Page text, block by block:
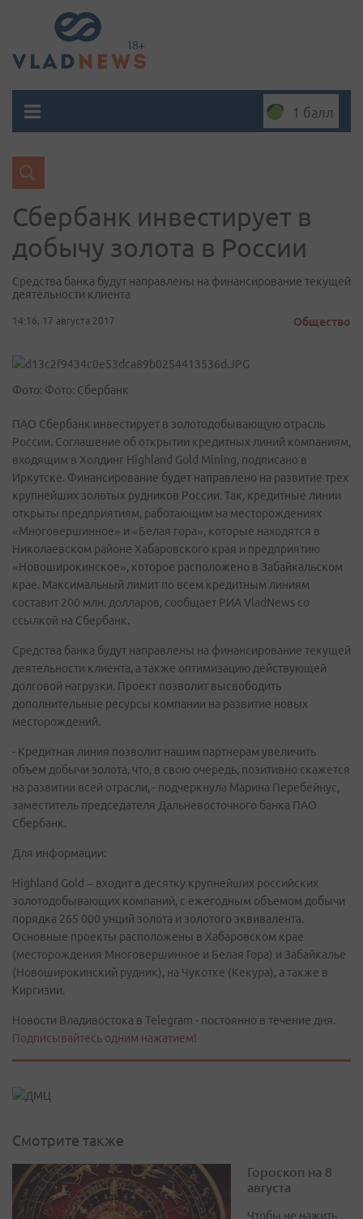
1 балл
Сбербанк инвестирует в
добычу золота в России
Средства банка будут направлены на финансирование текущей
деятельности клиента
14:16, 17 августа 2017 Общество
Фото: Фото: Сбербанк
ПАО Сбербанк инвестирует в золотодобывающую отрасль
России. Соглашение об открытии кредитных линий компаниям,
входящим в Холдинг Highland Gold Mining, подписано в
Иркутске. Финансирование будет направлено на развитие трех
крупнейших золотых рудников России. Так, кредитные линии
открыты предприятиям, работающим на месторождениях
«Многовершинное» и «Белая гора», которые находятся в
Николаевском районе Хабаровского края и предприятию
«Новоширокинское», которое расположено в Забайкальском
крае. Максимальный лимит по всем кредитным линиям
составит 200 млн. долларов, сообщает РИА VladNews со
ссылкой на Сбербанк.
Средства банка будут направлены на финансирование текущей
деятельности клиента, а также оптимизацию действующей
долговой нагрузки. Проект позволит высвободить
дополнительные ресурсы компании на развитие новых
месторождений.
- Кредитная линия позволит нашим партнерам увеличить
объем добычи золота, что, в свою очередь, позитивно скажется
на развитии всей отрасли, - подчеркнула Марина Перебейнус,
заместитель председателя Дальневосточного банка ПАО
Сбербанк.
Для информации:
Highland Gold – входит в десятку крупнейших российских
золотодобывающих компаний, с ежегодным объемом добычи
порядка 265 000 унций золота и золотого эквивалента.
Основные проекты расположены в Хабаровском крае
(месторождения Многовершинное и Белая Гора) и Забайкалье
(Новоширокинский рудник), на Чукотке (Кекура), а также в
Киргизии.
Новости Владивостока в Telegram - постоянно в течение дня.
Подписывайтесь одним нажатием!
Смотрите также
Гороскоп на 8
августа
Чтобы не нажить